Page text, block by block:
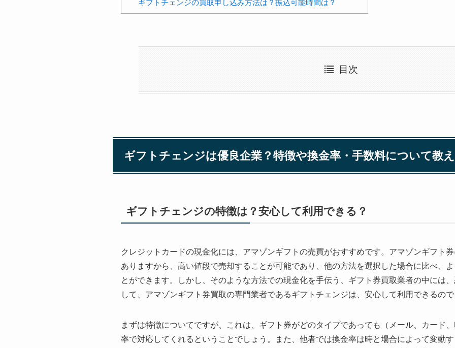
ギフトチェンジの買取申し込み方法は？振込可能時間は？
目次
ギフトチェンジは優良企業？特徴や換金率・手数料について教
ギフトチェンジの特徴は？安心して利用できる？
クレジットカードの現金化には、アマゾンギフトの売買がおすすめです。アマゾンギフト
ありますから、高い値段で売却することが可能であり、他の方法を選択した場合に比べ、
とができます。しかし、そのような方法での現金化を手伝う、ギフト券買取業者の中には
して、アマゾンギフト券買取の専門業者であるギフトチェンジは、安心して利用できるの
まずは特徴についてですが、これは、ギフト券がどのタイプであっても（メール、カード
率で対応してくれるということでしょう。また、他者では換金率は時と場合によって変動